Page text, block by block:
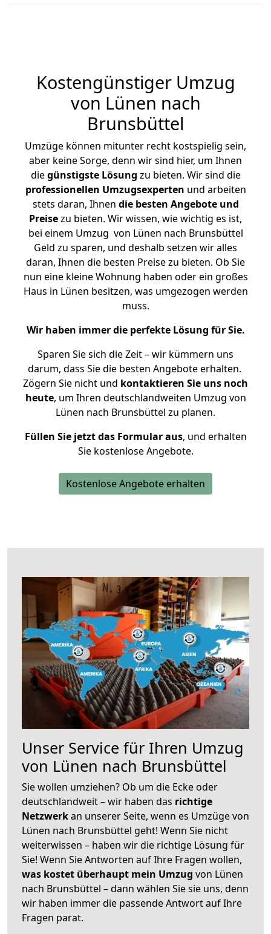
Kostengünstiger Umzug
von Lünen nach
Brunsbüttel
Umzüge können mitunter recht kostspielig sein,
aber keine Sorge, denn wir sind hier, um Ihnen
diegünstigste Lösung zu bieten. Wir sind die
professionellen Umzugsexperten und arbeiten
stets daran, Ihnen die besten Angebote und
Preisezu bieten. Wir wissen, wie wichtig es ist,
bei einem Umzug von Lünen nach Brunsbüttel
Geld zu sparen, und deshalb setzen wir alles
daran, Ihnen die besten Preise zu bieten. Ob Sie
nun eine kleine Wohnung haben oder ein großes
Haus in Lünen besitzen, was umgezogen werden
muss.
Wir haben immer die perfekte Lösung für Sie.
Sparen Sie sich die Zeit – wir kümmern uns
darum, dass Sie die besten Angebote erhalten.
Zögern Sie nicht und kontaktieren Sie uns noch
heute, um Ihren deutschlandweiten Umzug von
Lünen nach Brunsbüttel zu planen.
Füllen Sie jetzt das Formular aus, und erhalten
Sie kostenlose Angebote.
Kostenlose Angebote erhalten
Unser Service für Ihren Umzug
von Lünen nach Brunsbüttel
Sie wollen umziehen? Ob um die Ecke oder
deutschlandweit – wir haben das richtige
Netzwerkan unserer Seite, wenn es Umzüge von
Lünen nach Brunsbüttel geht! Wenn Sie nicht
weiterwissen – haben wir die richtige Lösung für
Sie! Wenn Sie Antworten auf Ihre Fragen wollen,
was kostet überhaupt mein Umzug von Lünen
nach Brunsbüttel – dann wählen Sie sie uns, denn
wir haben immer die passende Antwort auf Ihre
Fragen parat.